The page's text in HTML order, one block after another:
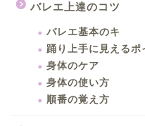
バレエ上達のコツ
バレエ基本のキ
踊り上手に見えるポ
身体のケア
身体の使い方
順番の覚え方